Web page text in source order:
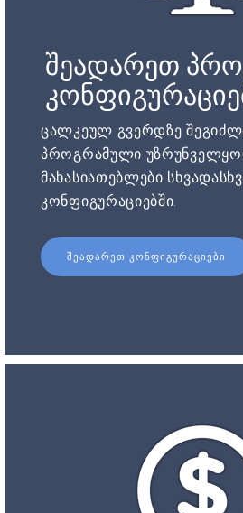
შეადარეთ
ცალკეულ გვერდზე
პროგრამული
მახასიათებლები
კონფიგურაციებში.
ᲨᲔᲐᲓᲐᲠᲔᲗ ᲙᲝᲜᲤᲘᲒᲣᲠᲐᲪᲘᲔᲑᲘ